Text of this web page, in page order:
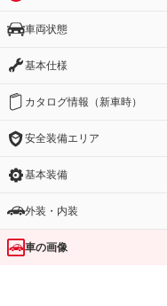
車両状態
基本仕様
カタログ情報（新車時）
安全装備エリア
基本装備
外装・内装
車の画像